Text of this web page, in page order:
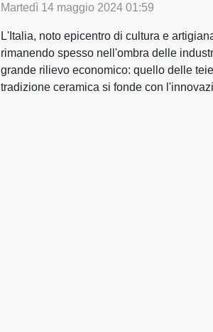
Martedì 14 maggio 2024 01:59
L'Italia, noto epicentro di cultura e
rimanendo spesso nell'ombra delle
grande rilievo economico: quello delle
tradizione ceramica si fonde con